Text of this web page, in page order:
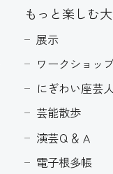
もっと楽しむ
展示
ワークショッ
にぎわい座芸
芸能散歩
演芸Ｑ＆Ａ
電子根多帳